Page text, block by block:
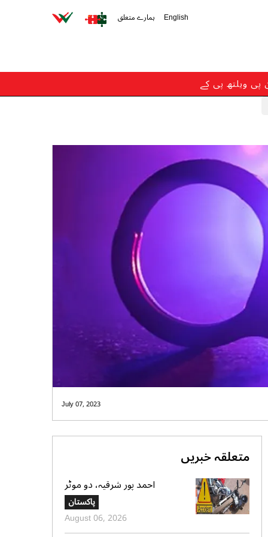
English ہمارے متعلق
پی ویلتھ پی کے
July 07, 2023
متعلقہ خبریں
احمد پور شرقیہ، دو موٹر
سائیکلوں میں تصادم، 2 افراد
جاں بحق، 3 زخمیپاکستان
August 06, 2026